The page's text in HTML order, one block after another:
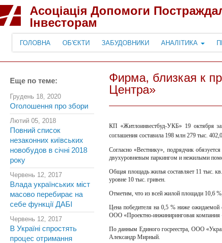
Асоціація Допомоги
Інвесторам
ГОЛОВНА ОБ'ЄКТИ ЗАБУДОВНИКИ АНАЛІТИКА
Еще по теме:
Грудень 18, 2020
Оголошення про збори
Лютий 05, 2018
Повний список
незаконних київських
новобудов в січні 2018
року
Червень 12, 2017
Влада українських міст
масово перебирає на
себе функції ДАБІ
Червень 12, 2017
В Україні спростять
процес отримання
Фирма, близкая к
Центра»
КП «Житлоинвестбуд-УКБ» 19 октября
соглашения составила 198 млн 279 тыс.
Согласно «Вестнику», подрядчик
двухуровневым паркингом и нежилыми
Общая площадь жилья составляет 11 тыс.
уровне 10 тыс. гривен.
Отметим, что из всей жилой площади 10,6
Цена победителя на 0,5 % ниже
ООО «Проектно-инжиниринговая компания
По данным Единого госреестра, ООО
Александр Мирный.